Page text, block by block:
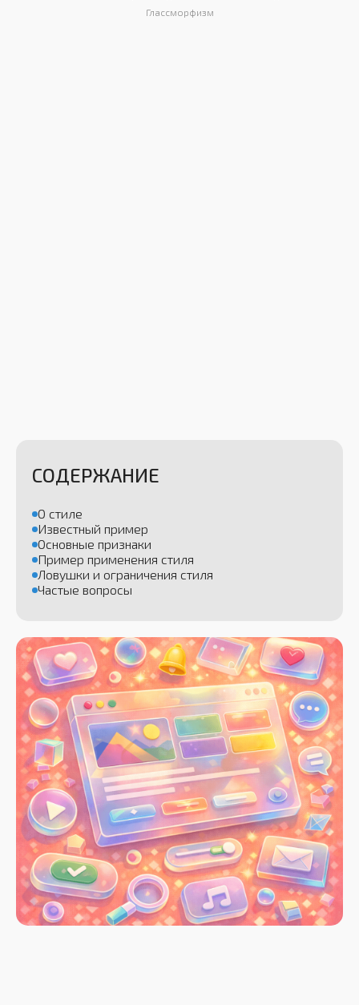
Глассморфизм
СОДЕРЖАНИЕ
О стиле
Известный пример
Основные признаки
Пример применения стиля
Ловушки и ограничения стиля
Частые вопросы